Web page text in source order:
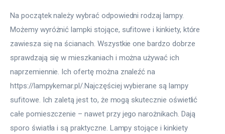
Na początek należy wybrać odpowiedni rodzaj lampy.
Możemy wyróżnić lampki stojące, sufitowe i kinkiety, które
zawiesza się na ścianach. Wszystkie one bardzo dobrze
sprawdzają się w mieszkaniach i można używać ich
naprzemiennie. Ich ofertę można znaleźć na
https://lampykemar.pl/.Najczęściej wybierane są lampy
sufitowe. Ich zaletą jest to, że mogą skutecznie oświetlić
całe pomieszczenie – nawet przy jego narożnikach. Dają
sporo światła i są praktyczne. Lampy stojące i kinkiety